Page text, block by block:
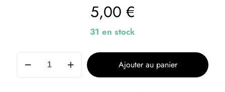
5,00 €
31 en stock
Ajouter au panier